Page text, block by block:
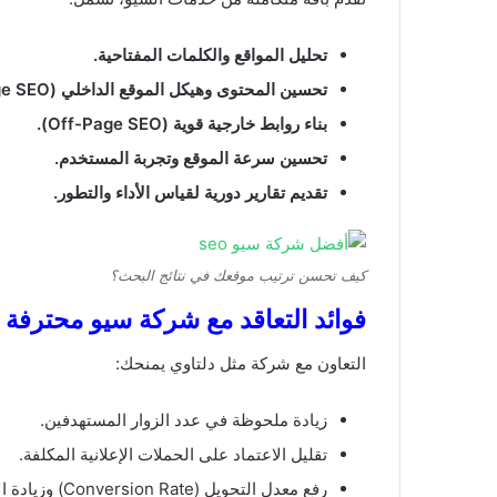
تحليل المواقع والكلمات المفتاحية.
تحسين المحتوى وهيكل الموقع الداخلي (On-Page SEO).
بناء روابط خارجية قوية (Off-Page SEO).
تحسين سرعة الموقع وتجربة المستخدم.
تقديم تقارير دورية لقياس الأداء والتطور.
كيف تحسن ترتيب موقعك في نتائج البحث؟
فوائد التعاقد مع شركة سيو
التعاون مع شركة مثل دلتاوي يمنحك:
زيادة ملحوظة في عدد الزوار المستهدفين.
تقليل الاعتماد على الحملات الإعلانية المكلفة.
رفع معدل التحويل (Conversion Rate) وزيادة الأرباح.